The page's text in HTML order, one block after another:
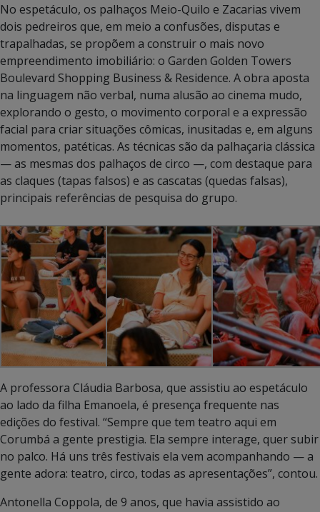
No espetáculo, os palhaços Meio-Quilo e Zacarias vivem
dois pedreiros que, em meio a confusões, disputas e
trapalhadas, se propõem a construir o mais novo
empreendimento imobiliário: o Garden Golden Towers
Boulevard Shopping Business & Residence. A obra aposta
na linguagem não verbal, numa alusão ao cinema mudo,
explorando o gesto, o movimento corporal e a expressão
facial para criar situações cômicas, inusitadas e, em alguns
momentos, patéticas. As técnicas são da palhaçaria clássica
— as mesmas dos palhaços de circo —, com destaque para
as claques (tapas falsos) e as cascatas (quedas falsas),
principais referências de pesquisa do grupo.
A professora Cláudia Barbosa, que assistiu ao espetáculo
ao lado da filha Emanoela, é presença frequente nas
edições do festival. “Sempre que tem teatro aqui em
Corumbá a gente prestigia. Ela sempre interage, quer subir
no palco. Há uns três festivais ela vem acompanhando — a
gente adora: teatro, circo, todas as apresentações”, contou.
Antonella Coppola, de 9 anos, que havia assistido ao